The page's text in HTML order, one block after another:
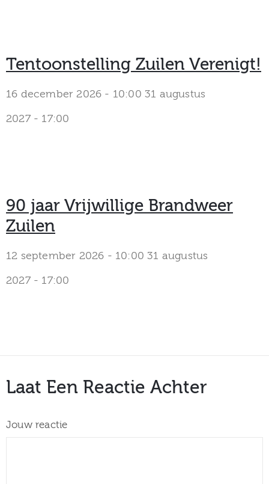
Tentoonstelling Zuilen Verenigt!
16 december 2026 - 10:00 31 augustus
2027 - 17:00
90 jaar Vrijwillige Brandweer
Zuilen
12 september 2026 - 10:00 31 augustus
2027 - 17:00
Laat Een Reactie Achter
Jouw reactie